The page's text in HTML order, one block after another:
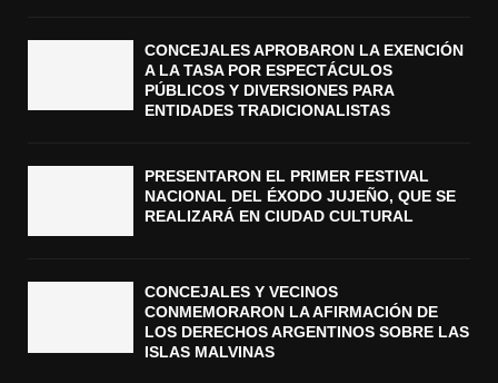
CONCEJALES APROBARON LA EXENCIÓN
A LA TASA POR ESPECTÁCULOS
PÚBLICOS Y DIVERSIONES PARA
ENTIDADES TRADICIONALISTAS
PRESENTARON EL PRIMER FESTIVAL
NACIONAL DEL ÉXODO JUJEÑO, QUE SE
REALIZARÁ EN CIUDAD CULTURAL
CONCEJALES Y VECINOS
CONMEMORARON LA AFIRMACIÓN DE
LOS DERECHOS ARGENTINOS SOBRE LAS
ISLAS MALVINAS